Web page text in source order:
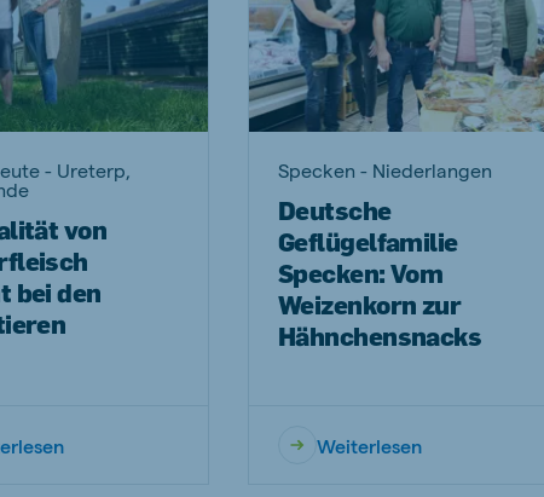
- Ureterp,
von
bei den
Specken - Niederlangen
Deutsche
Geflügelfamilie
Specken: Vom
Weizenkorn zur
Hähnchensnacks
Weiterlesen